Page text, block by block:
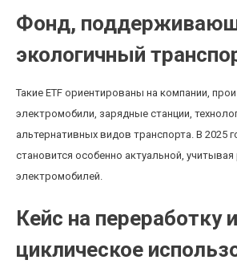
Фонд,
экологичный
Такие ETF ориентированы на компании,
электромобили, зарядные станции,
альтернативных видов транспорта. В 2025
становится особенно актуальной,
электромобилей.
Кейс на переработку и
циклическое